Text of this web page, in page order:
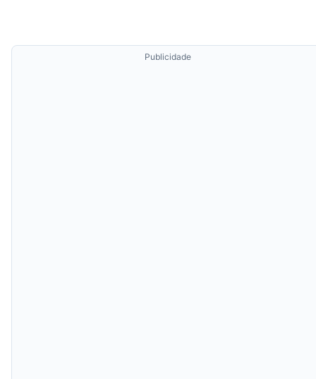
Publicidade